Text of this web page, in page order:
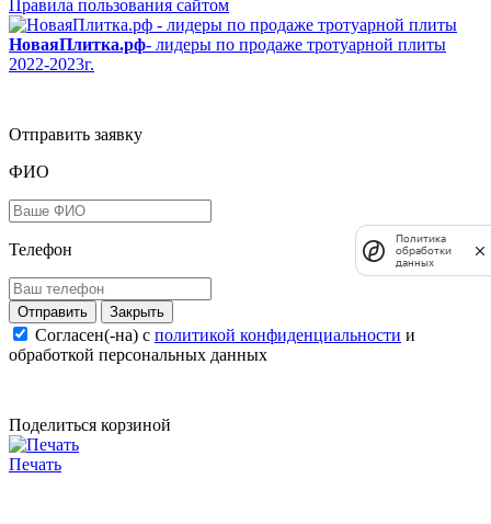
Правила пользования сайтом
НоваяПлитка.рф- лидеры по продаже тротуарной плиты
2022-2023г.
Отправить заявку
ФИО
Телефон
Закрыть
Согласен(-на) c политикой конфиденциальности и
обработкой персональных данных
Поделиться корзиной
Печать
Политика
обработки
данных